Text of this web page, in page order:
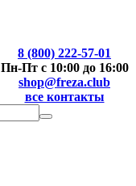
8 (800) 222-57-01
Пн-Пт с 10:00 до 16:00
shop@freza.club
все контакты